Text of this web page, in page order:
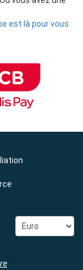
est là pour vous